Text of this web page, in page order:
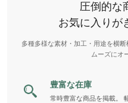
圧倒的な
お気に入りが
多種多様な素材・加工・用途を横
ムーズにオ
豊富な在庫
常時豊富な商品を掲載。